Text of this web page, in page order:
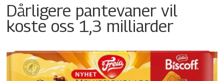
Dårligere pantevaner vil
koste oss 1,3 milliarder